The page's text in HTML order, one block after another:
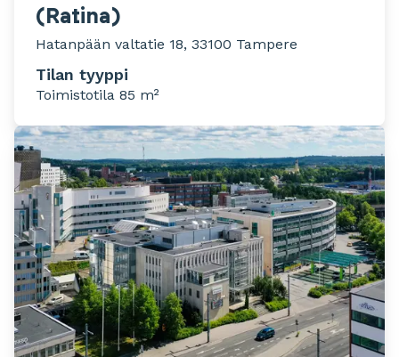
(Ratina)
Hatanpään valtatie 18, 33100 Tampere
Tilan tyyppi
Toimistotila 85 m²